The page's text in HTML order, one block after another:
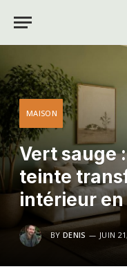
MAISON
Vert sauge
teinte
intérieur
BY DENIS JUIN